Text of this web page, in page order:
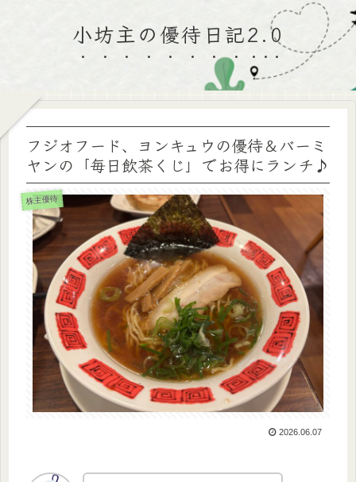
小坊主の優待日記2.0
フジオフード、ヨンキュウの優待＆バーミ
ヤンの「毎日飲茶くじ」でお得にランチ♪
株主優待
2026.06.07